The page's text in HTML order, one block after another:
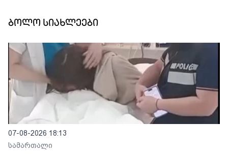
ბოლო სიახლეები
07-08-2026 18:13
სამართალი